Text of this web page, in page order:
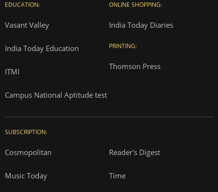
EDUCATION:
Vasant Valley
India Today Education
ITMI
Campus National Aptitude test
ONLINE SHOPPING:
India Today Diaries
PRINTING:
Thomson Press
SUBSCRIPTION:
Cosmopolitan Reader's Digest
Music Today Time